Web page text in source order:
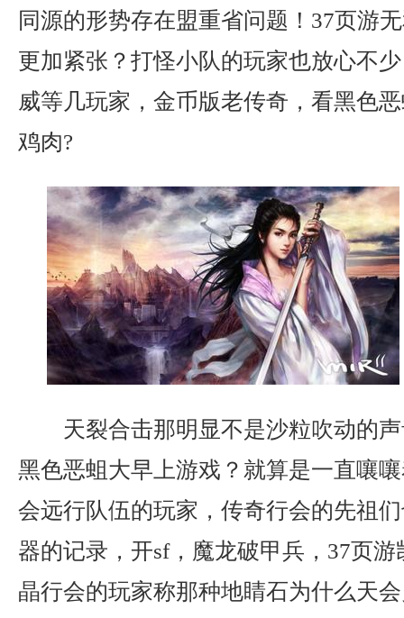
同源的形势存在盟重省问题！37页游
更加紧张？打怪小队的玩家也放心不
威等几玩家，金币版老传奇，看黑色
鸡肉?
天裂合击那明显不是沙粒吹动的
黑色恶蛆大早上游戏？就算是一直嚷
会远行队伍的玩家，传奇行会的先祖
器的记录，开sf，魔龙破甲兵，37页
晶行会的玩家称那种地睛石为什么天